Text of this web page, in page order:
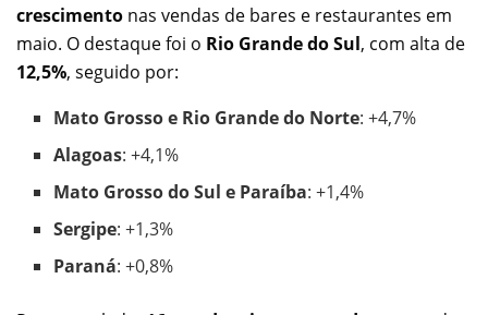
crescimento nas vendas de bares e restaurantes em
maio. O destaque foi o Rio Grande do Sul, com alta de
12,5%, seguido por:
Mato Grosso e Rio Grande do Norte: +4,7%
Alagoas: +4,1%
Mato Grosso do Sul e Paraíba: +1,4%
Sergipe: +1,3%
Paraná: +0,8%